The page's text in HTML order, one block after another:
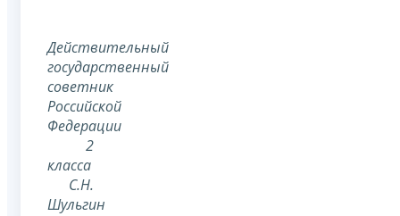
Действительный
государственный
советник
Российской
Федерации
2
класса
С.Н.
Шульгин